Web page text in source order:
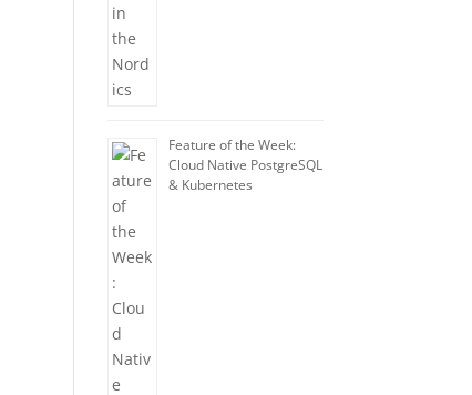
Feature of the Week:
Cloud Native PostgreSQL
& Kubernetes